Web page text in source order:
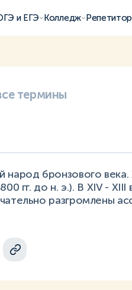
и ЕГЭ Колледж
термины
народ бронзового
гг. до н. э.). В XIV -
разгромлены